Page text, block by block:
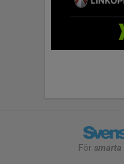
För smarta